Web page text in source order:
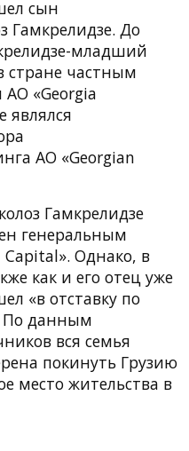
сын
Гамкрелидзе. До
младший
стране частным
«Georgia
являлся
АО «Georgian
Гамкрелидзе
генеральным
Однако, в
как и его отец уже
«в отставку по
По данным
вся семья
покинуть Грузию
место жительства в